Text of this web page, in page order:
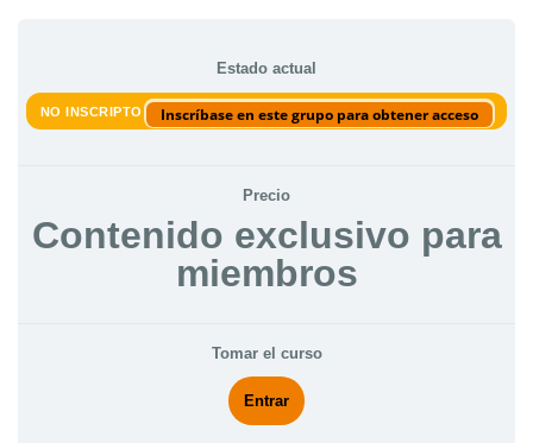
Estado actual
NO INSCRIPTO Inscríbase en este grupo para obtener acceso
Precio
Contenido exclusivo para
miembros
Tomar el curso
Entrar